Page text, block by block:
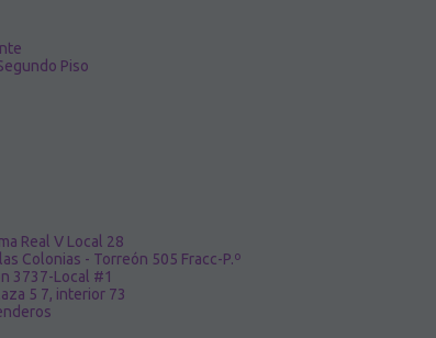
Piso
Real V Local 28
Colonias - Torreón 505 Fracc-P.º
3737-Local #1
5 7, interior 73